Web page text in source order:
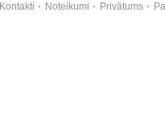
Kontakti Noteikumi Privātums